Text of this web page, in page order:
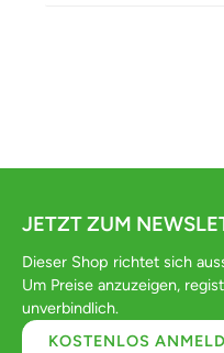
JETZT ZUM
Dieser Shop richtet sich
Um Preise anzuzeigen,
unverbindlich.
KOSTENLOS